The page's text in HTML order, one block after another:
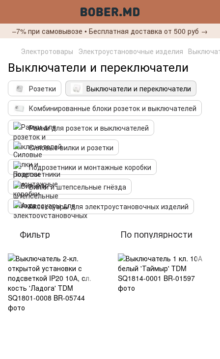
–7% при самовывозе • Бесплатная доставка от 500 руб →
Электротовары Электроустановочные изделия
Выключатели и переключатели
Розетки
Выключатели и переключатели
Комбинированные блоки розеток и выключателей
Рамки для розеток и выключателей
Силовые вилки и розетки
Подрозетники и монтажные коробки
Вилки и штепсельные гнёзда
Аксессуары для электроустановочных изделий
Фильтр По популярности